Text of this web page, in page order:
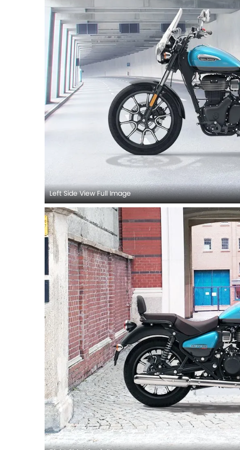
Left Side View Full Image